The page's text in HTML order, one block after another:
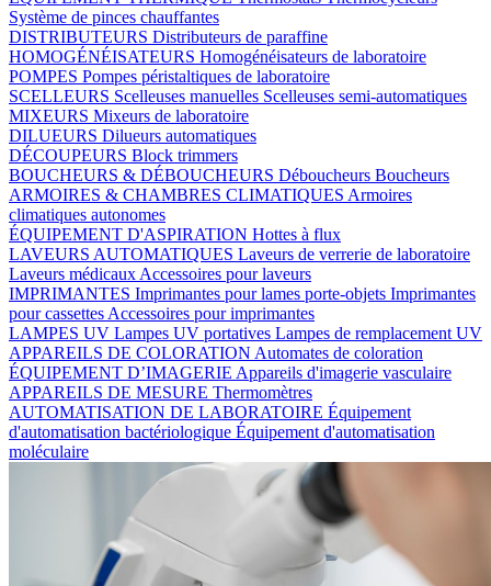
Système de pinces chauffantes
DISTRIBUTEURS Distributeurs de paraffine
HOMOGÉNÉISATEURS Homogénéisateurs de laboratoire
POMPES Pompes péristaltiques de laboratoire
SCELLEURS Scelleuses manuelles Scelleuses semi-automatiques
MIXEURS Mixeurs de laboratoire
DILUEURS Dilueurs automatiques
DÉCOUPEURS Block trimmers
BOUCHEURS & DÉBOUCHEURS Déboucheurs Boucheurs
ARMOIRES & CHAMBRES CLIMATIQUES Armoires
climatiques autonomes
ÉQUIPEMENT D'ASPIRATION Hottes à flux
LAVEURS AUTOMATIQUES Laveurs de verrerie de laboratoire
Laveurs médicaux Accessoires pour laveurs
IMPRIMANTES Imprimantes pour lames porte-objets Imprimantes
pour cassettes Accessoires pour imprimantes
LAMPES UV Lampes UV portatives Lampes de remplacement UV
APPAREILS DE COLORATION Automates de coloration
ÉQUIPEMENT D’IMAGERIE Appareils d'imagerie vasculaire
APPAREILS DE MESURE Thermomètres
AUTOMATISATION DE LABORATOIRE Équipement
d'automatisation bactériologique Équipement d'automatisation
moléculaire